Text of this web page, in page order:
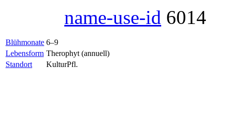
name-use-id 6014
Blühmonate 6–9
Lebensform Therophyt (annuell)
Standort
KulturPfl.